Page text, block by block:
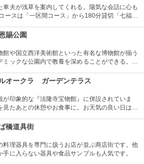
車夫が浅草を案内してくれる。陽気な会話に心も
ースは「一区間コース」から180分貸切「七福神
賜公園
館や国立西洋美術館といった有名な博物館が揃う
ミックな公園内で教養を深めることができる。ま
オークラ ガーデンテラス
が印象的な『法隆寺宝物館』に併設されていま
見たあとの休憩やお食事に。お天気の良い日はテ
ありますので、何度も訪れたいですね。
橋道具街
料理器具を専門に扱うお店が並ぶ商店街です。他
手に入らない器具や食品サンプルも人気です。